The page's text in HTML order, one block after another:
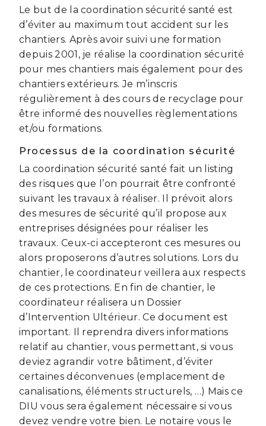
Le but de la coordination sécurité santé est
d’éviter au maximum tout accident sur les
chantiers. Après avoir suivi une formation
depuis 2001, je réalise la coordination sécurité
pour mes chantiers mais également pour des
chantiers extérieurs. Je m’inscris
régulièrement à des cours de recyclage pour
être informé des nouvelles règlementations
et/ou formations.
Processus de la coordination sécurité
La coordination sécurité santé fait un listing
des risques que l’on pourrait être confronté
suivant les travaux à réaliser. Il prévoit alors
des mesures de sécurité qu’il propose aux
entreprises désignées pour réaliser les
travaux. Ceux-ci accepteront ces mesures ou
alors proposerons d’autres solutions. Lors du
chantier, le coordinateur veillera aux respects
de ces protections. En fin de chantier, le
coordinateur réalisera un Dossier
d’Intervention Ultérieur. Ce document est
important. Il reprendra divers informations
relatif au chantier, vous permettant, si vous
deviez agrandir votre bâtiment, d’éviter
certaines déconvenues (emplacement de
canalisations, éléments structurels, …) Mais ce
DIU vous sera également nécessaire si vous
devez vendre votre bien. Le notaire vous le